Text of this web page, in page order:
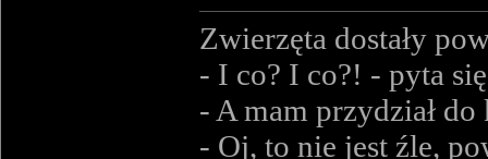
Zwierzęta dostały
- I co? I co?! - pyta
- A mam przydział
- Oj, to nie jest źle,